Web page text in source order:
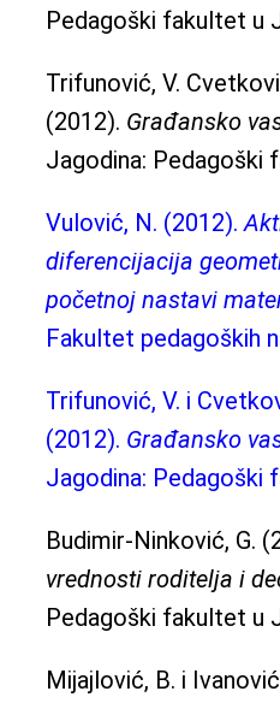
Pedagoški fakultet u
Trifunović, V.
(2012). Građansko
Jagodina: Pedagoški
Vulović, N. (2012).
diferencijacija
početnoj nastavi
Fakultet pedagoških
Trifunović, V. i
(2012). Građansko
Jagodina: Pedagoški
Budimir-Ninković, G.
vrednosti roditelja i
Pedagoški fakultet u
Mijajlović, B. i